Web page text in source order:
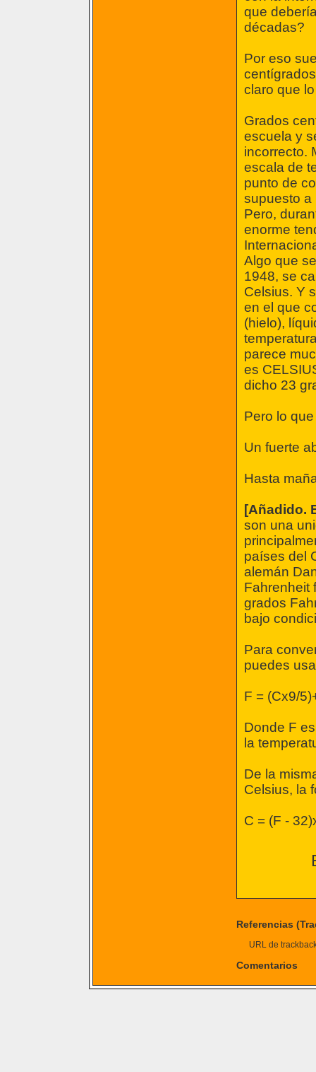
que
décadas?
Por eso
claro que
Grados
escuela y
incorrecto.
escala de
punto de
supuesto a
Pero,
enorme
Algo que
1948, se
Celsius. Y
en el que
(hielo),
parece
es
dicho 23
Pero lo
Un fuerte
Hasta
[Añadido.
son una
países del
alemán
Fahrenheit
grados
bajo
Para
puedes
F = (Cx9/
Donde F
la
De la
Celsius, la
C = (F -
Referencias
URL de
Comentarios